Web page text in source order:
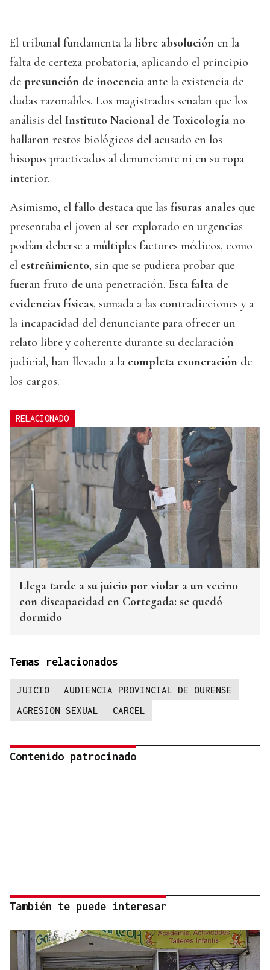
El tribunal fundamenta la libre absolución en la
falta de certeza probatoria, aplicando el principio
de presunción de inocencia ante la existencia de
dudas razonables. Los magistrados señalan que los
análisis del Instituto Nacional de Toxicología no
hallaron restos biológicos del acusado en los
hisopos practicados al denunciante ni en su ropa
interior.
Asimismo, el fallo destaca que las fisuras anales que
presentaba el joven al ser explorado en urgencias
podían deberse a múltiples factores médicos, como
el estreñimiento, sin que se pudiera probar que
fueran fruto de una penetración. Esta falta de
evidencias físicas, sumada a las contradicciones y a
la incapacidad del denunciante para ofrecer un
relato libre y coherente durante su declaración
judicial, han llevado a la completa exoneración de
los cargos.
RELACIONADO
Llega tarde a su juicio por violar a un vecino
con discapacidad en Cortegada: se quedó
dormido
Temas relacionados
JUICIO
AUDIENCIA PROVINCIAL DE OURENSE
AGRESION SEXUAL
CARCEL
Contenido patrocinado
También te puede interesar